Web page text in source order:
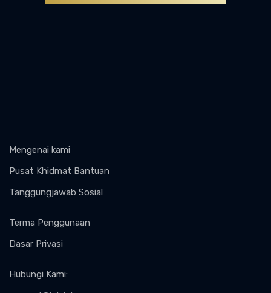
Mengenai kami
Pusat Khidmat Bantuan
Tanggungjawab Sosial
Terma Penggunaan
Dasar Privasi
Hubungi Kami: